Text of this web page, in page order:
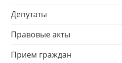
Депутаты
Правовые акты
Прием граждан